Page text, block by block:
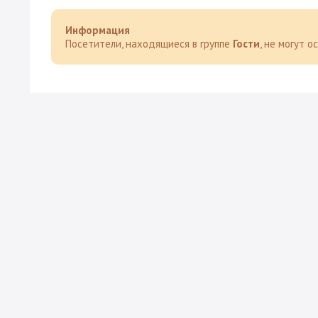
Информация
Посетители, находящиеся в группе Гости, не могут